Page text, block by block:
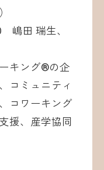
嶋田 瑞生、
キング®︎の企
コミュニティ
コワーキング
援、産学協同